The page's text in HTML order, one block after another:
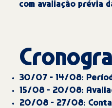
com avaliação prévia
30/07 - 14/08:
15/08 - 20/08:
20/08 - 27/08: